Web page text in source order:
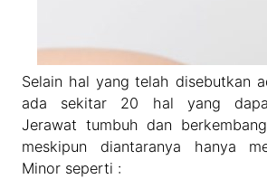
Selain hal yang telah disebutkan
ada sekitar 20 hal yang
Jerawat tumbuh dan
meskipun diantaranya hanya
Minor seperti :